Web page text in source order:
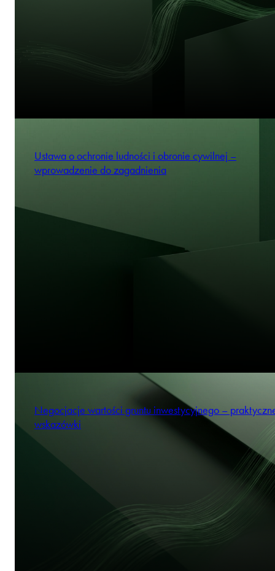
Ustawa o ochronie ludności i obronie cywilnej –
wprowadzenie do zagadnienia
Negocjacje wartości gruntu inwestycyjnego –
wskazówki